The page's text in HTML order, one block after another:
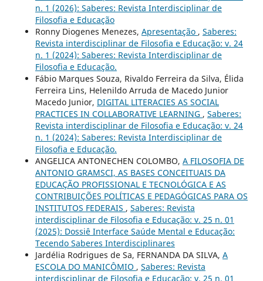
n. 1 (2026): Saberes: Revista Interdisciplinar de
Filosofia e Educação
Ronny Diogenes Menezes, Apresentação , Saberes:
Revista interdisciplinar de Filosofia e Educação: v. 24
n. 1 (2024): Saberes: Revista Interdisciplinar de
Filosofia e Educação.
Fábio Marques Souza, Rivaldo Ferreira da Silva, Élida
Ferreira Lins, Helenildo Arruda de Macedo Junior
Macedo Junior, DIGITAL LITERACIES AS SOCIAL
PRACTICES IN COLLABORATIVE LEARNING , Saberes:
Revista interdisciplinar de Filosofia e Educação: v. 24
n. 1 (2024): Saberes: Revista Interdisciplinar de
Filosofia e Educação.
ANGELICA ANTONECHEN COLOMBO, A FILOSOFIA DE
ANTONIO GRAMSCI, AS BASES CONCEITUAIS DA
EDUCAÇÃO PROFISSIONAL E TECNOLÓGICA E AS
CONTRIBUIÇÕES POLÍTICAS E PEDAGÓGICAS PARA OS
INSTITUTOS FEDERAIS , Saberes: Revista
interdisciplinar de Filosofia e Educação: v. 25 n. 01
(2025): Dossiê Interface Saúde Mental e Educação:
Tecendo Saberes Interdisciplinares
Jardélia Rodrigues de Sa, FERNANDA DA SILVA, A
ESCOLA DO MANICÔMIO , Saberes: Revista
interdisciplinar de Filosofia e Educação: v. 25 n. 01